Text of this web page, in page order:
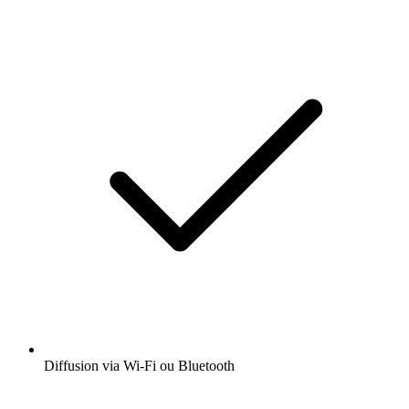
Diffusion via Wi-Fi ou Bluetooth